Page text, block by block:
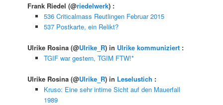
Frank Riedel(@riedelwerk) :
536 Criticalmass Reutlingen Februar 2015
537 Postkarte, ein Relikt?
Ulrike Rosina(@Ulrike_R) in Ulrike kommuniziert :
TGIF war gestern, TGIM FTW!*
Ulrike Rosina(@Ulrike_R) in Leselustich :
Kruso: Eine sehr intime Sicht auf den Mauerfall
1989